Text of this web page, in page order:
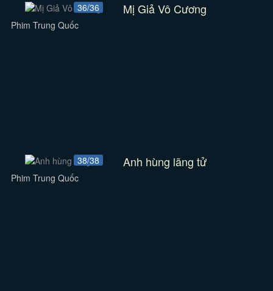
36/36 Mị Giả Vô Cương
Phim Trung Quốc
38/38 Anh hùng lãng tử
Phim Trung Quốc